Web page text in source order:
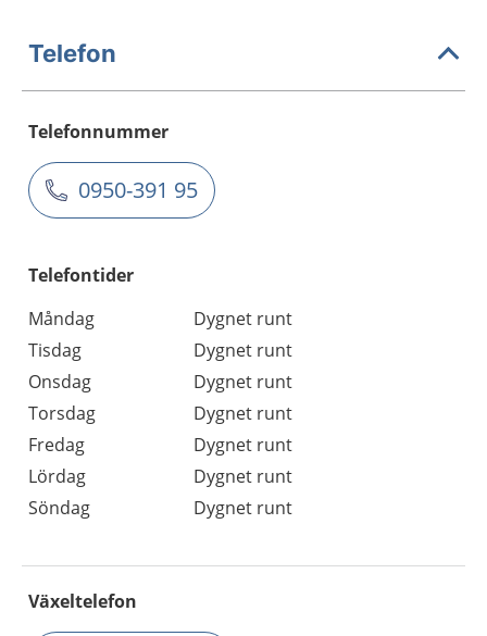
Telefon
Telefonnummer
0950-391 95
Telefontider
Måndag
Dygnet runt
Tisdag
Dygnet runt
Onsdag
Dygnet runt
Torsdag
Dygnet runt
Fredag
Dygnet runt
Lördag
Dygnet runt
Söndag
Dygnet runt
Växeltelefon